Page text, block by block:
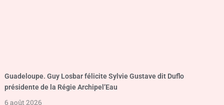
Guadeloupe. Guy Losbar félicite Sylvie Gustave dit Duflo
présidente de la Régie Archipel’Eau
6 août 2026